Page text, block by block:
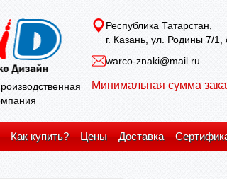
Республика Татарстан,
г. Казань, ул. Родины 7/
warco-znaki@mail.ru
Минимальная сумма
Как купить? Цены Доставка